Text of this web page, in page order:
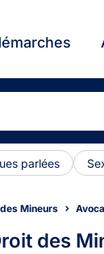
parlées
Mineurs
des